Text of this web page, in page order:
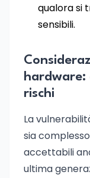
qualora si
sensibili.
rischi
La
sia
accettabili
ultima